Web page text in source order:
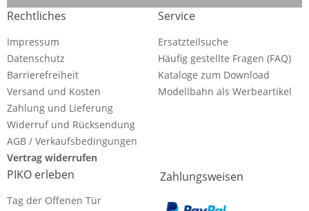
Rechtliches
Impressum
Datenschutz
Barrierefreiheit
Versand und Kosten
Zahlung und Lieferung
Widerruf und Rücksendung
AGB / Verkaufsbedingungen
Vertrag widerrufen
Service
Ersatzteilsuche
Häufig gestellte Fragen (FAQ)
Kataloge zum Download
Modellbahn als Werbeartikel
PIKO erleben
Tag der Offenen Tür
Zahlungsweisen